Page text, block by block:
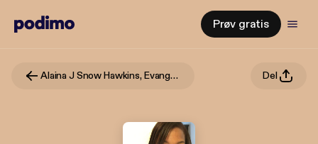
Prøv gratis
Alaina J Snow Hawkins, Evangelist/ Prophetess Del